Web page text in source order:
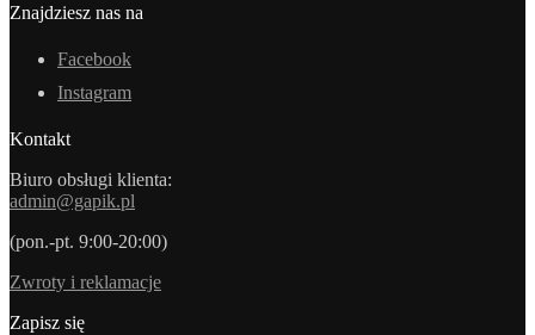
Znajdziesz nas na
Facebook
Instagram
Kontakt
Biuro obsługi klienta:
admin@gapik.pl
(pon.-pt. 9:00-20:00)
Zwroty i reklamacje
Zapisz się